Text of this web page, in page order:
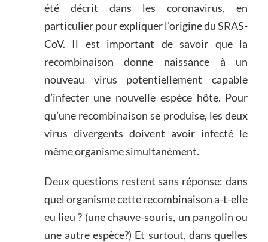
été décrit dans les coronavirus, en
particulier pour expliquer l’origine du SRAS-
CoV. Il est important de savoir que la
recombinaison donne naissance à un
nouveau virus potentiellement capable
d’infecter une nouvelle espèce hôte. Pour
qu’une recombinaison se produise, les deux
virus divergents doivent avoir infecté le
même organisme simultanément.
Deux questions restent sans réponse: dans
quel organisme cette recombinaison a-t-elle
eu lieu ? (une chauve-souris, un pangolin ou
une autre espèce?) Et surtout, dans quelles